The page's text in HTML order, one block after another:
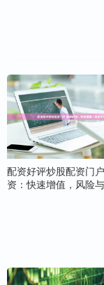
配资好评炒股配资门
资：快速增值，风险